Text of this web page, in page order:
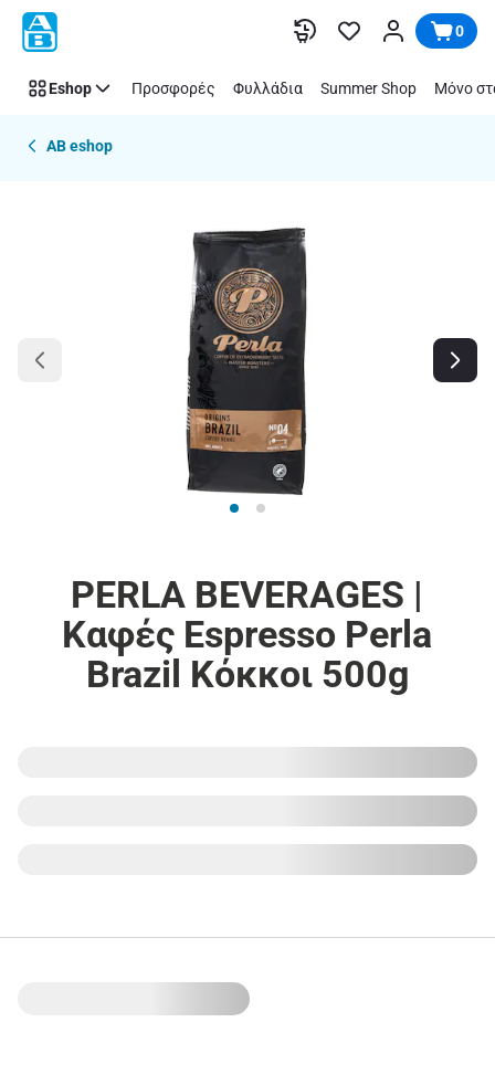
Παράλειψη 0
Eshop Προσφορές Φυλλάδια Summer Shop Μόνο
AB eshop
PERLA BEVERAGES |
Καφές Espresso Perla
Brazil Κόκκοι 500g